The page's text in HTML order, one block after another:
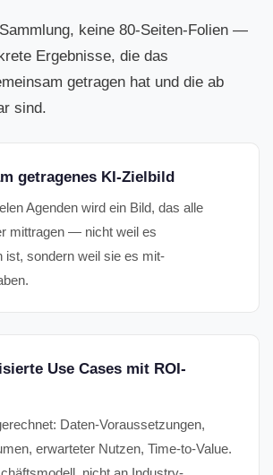
keine 80-Seiten-Folien —
Ergebnisse, die das
getragen hat und die ab
sind.
getragenes KI-Zielbild
Agenden wird ein Bild, das alle
mittragen — nicht weil es
ist, sondern weil sie es mit-
Use Cases mit ROI-
Daten-Voraussetzungen,
erwarteter Nutzen, Time-to-Value.